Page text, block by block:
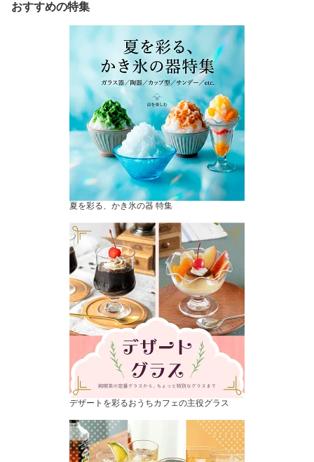
おすすめの特集
夏を彩る、かき氷の器 特集
デザートを彩るおうちカフェの主役グラス